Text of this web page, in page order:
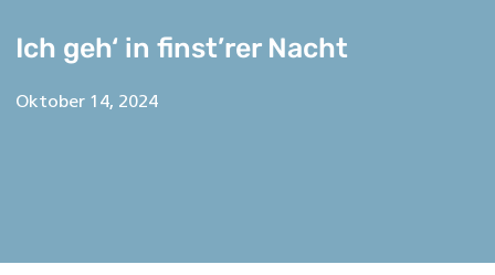
Ich geh‘ in finst’rer Nacht
Oktober 14, 2024